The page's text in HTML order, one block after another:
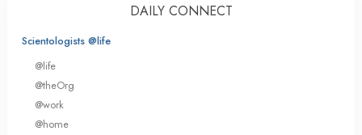
DAILY CONNECT
Scientologists @life
@life
@theOrg
@work
@home